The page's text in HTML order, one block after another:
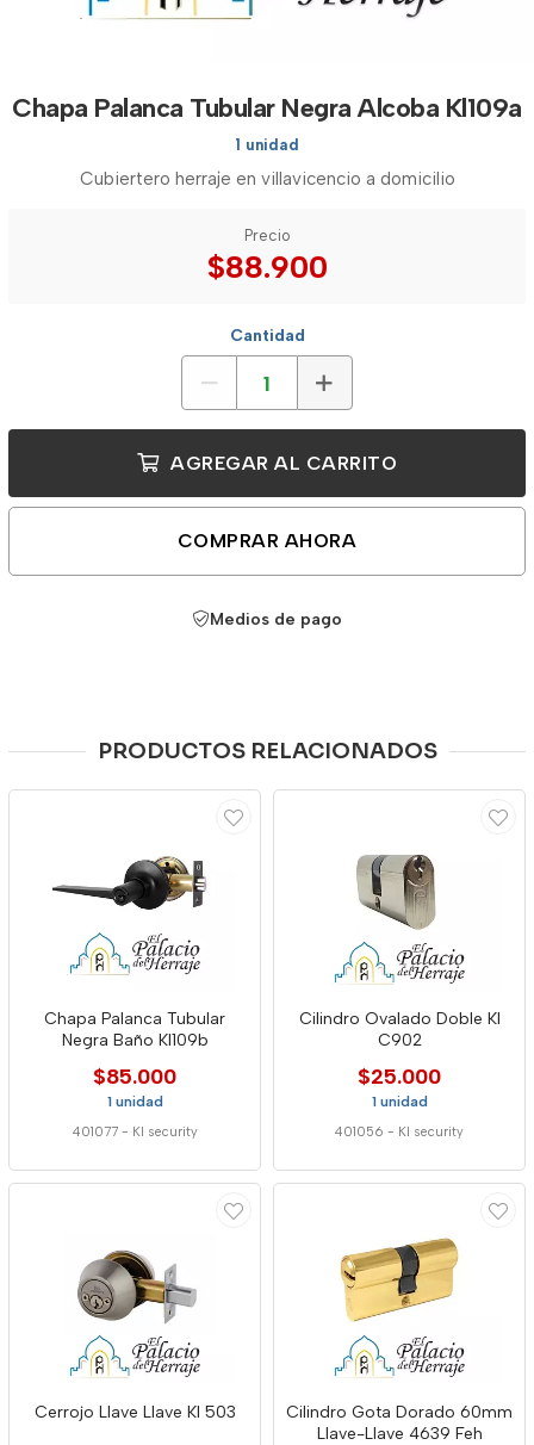
Chapa Palanca Tubular Negra Alcoba Kl109a
1 unidad
Cubiertero herraje en villavicencio a domicilio
Precio
$88.900
Cantidad
AGREGAR AL CARRITO
COMPRAR AHORA
Medios de pago
PRODUCTOS RELACIONADOS
Chapa Palanca Tubular
Negra Baño Kl109b
$85.000
1 unidad
401077 - Kl security
Cilindro Ovalado Doble Kl
C902
$25.000
1 unidad
401056 - Kl security
Cerrojo Llave Llave Kl 503
Cilindro Gota Dorado 60mm
Llave-Llave 4639 Feh